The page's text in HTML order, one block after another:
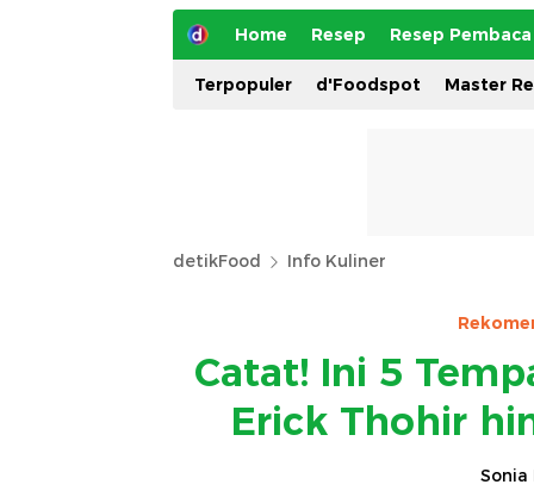
Home Resep Resep Pembaca
Terpopuler d'Foodspot Master
detikFood Info Kuliner
Catat! Ini 5
Erick Thohir
Sonia